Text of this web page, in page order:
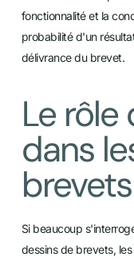
fonctionnalité et la
probabilité d'un
délivrance du brevet.
Le rôle
dans
brevets
Si beaucoup
dessins de brevets,